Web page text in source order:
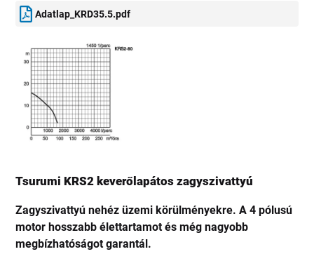
Adatlap_KRD35.5.pdf
Tsurumi KRS2 keverőlapátos zagyszivattyú
Zagyszivattyú nehéz üzemi körülményekre. A 4 pólusú
motor hosszabb élettartamot és még nagyobb
megbízhatóságot garantál.